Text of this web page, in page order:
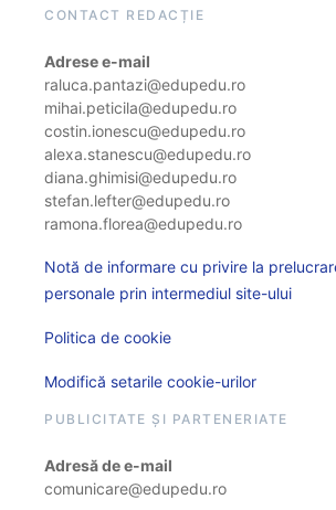
CONTACT REDACȚIE
Adrese e-mail
raluca.pantazi@edupedu.ro
mihai.peticila@edupedu.ro
costin.ionescu@edupedu.ro
alexa.stanescu@edupedu.ro
diana.ghimisi@edupedu.ro
stefan.lefter@edupedu.ro
ramona.florea@edupedu.ro
Notă de informare cu privire la
personale prin intermediul site-ului
Politica de cookie
Modifică setarile cookie-urilor
PUBLICITATE ȘI PARTENERIATE
Adresă de e-mail
comunicare@edupedu.ro